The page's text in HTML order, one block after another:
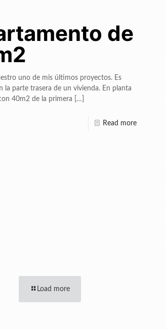
de
uno de mis últimos proyectos. Es
la parte trasera de un vivienda. En planta
40m2 de la primera […]
Read more
Load more